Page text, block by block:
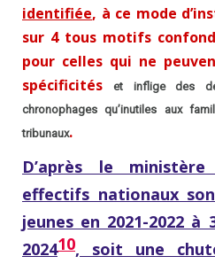
identifiée, à ce mode
sur 4 tous motifs
pour celles qui ne
spécificitéset inflige des
chronophages qu’inutiles aux
tribunaux.
D’après le
effectifs nationaux
jeunes en 2021-2022 à
202410, soit une